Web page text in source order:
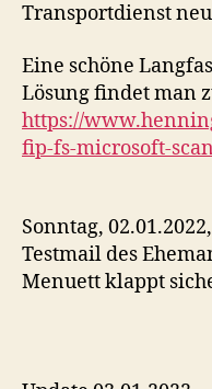
Transportdienst
Eine schöne
Lösung findet man
https://
fip-fs-microsoft-
Sonntag,
Testmail des
Menuett klappt